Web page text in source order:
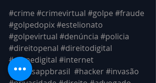
#crime #crimevirtual #golpe #fraude
#golpedopix#estelionato
#golpevirtual #denúncia #policia
#direitopenal #direitodigital
#crimedigital #internet
#whatsappbrasil #hacker#invasão